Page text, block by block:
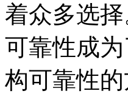
着众多选
可靠性成
构可靠性的